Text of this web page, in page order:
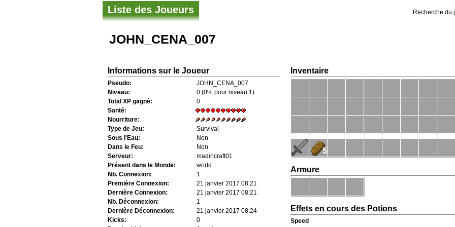
Liste des Joueurs Recherche du
JOHN_CENA_007
Informations sur le Joueur
Pseudo:
JOHN_CENA_007
Niveau:
0 (0% pour niveau 1)
Total XP gagné:
0
Santé:
Nourriture:
Type de Jeu:
Survival
Sous l'Eau:
Non
Dans le Feu:
Non
Serveur:
madincraft01
Présent dans le Monde:
world
Nb. Connexion:
1
Première Connexion:
21 janvier 2017 08:21
Dernière Connexion:
21 janvier 2017 08:21
Nb. Déconnexion:
1
Dernière Déconnexion:
21 janvier 2017 08:24
Kicks:
0
Inventaire
5
Armure
Effets en cours des Potions
Speed